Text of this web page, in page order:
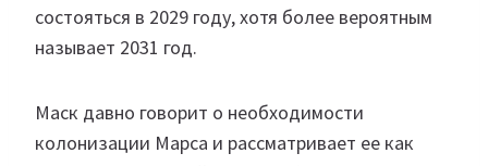
состояться в 2029 году, хотя более вероятным
называет 2031 год.
Маск давно говорит о необходимости
колонизации Марса и рассматривает ее как